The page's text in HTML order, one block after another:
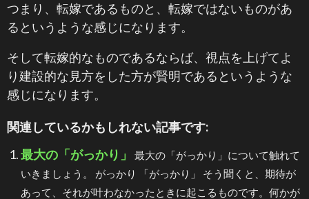
つまり、転嫁であるものと、転嫁ではないものがあ
るというような感じになります。
そして転嫁的なものであるならば、視点を上げてよ
り建設的な見方をした方が賢明であるというような
感じになります。
関連しているかもしれない記事です:
最大の「がっかり」
最大の「がっかり」について触れて
いきましょう。 がっかり 「がっかり」 そう聞くと、期待が
あって、それが叶わなかったときに起こるものです。何かが